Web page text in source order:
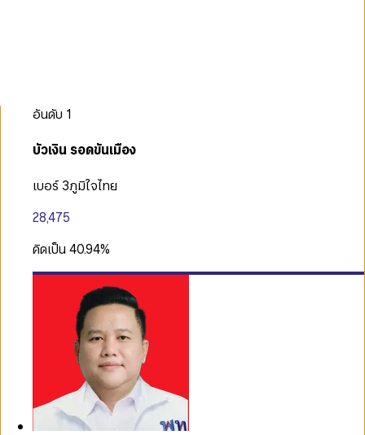
อันดับ 1
บัวเงิน รอดขันเมือง
เบอร์ 3ภูมิใจไทย
28,475
คิดเป็น40.94%